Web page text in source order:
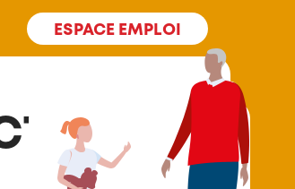
ESPACE EMPLOI